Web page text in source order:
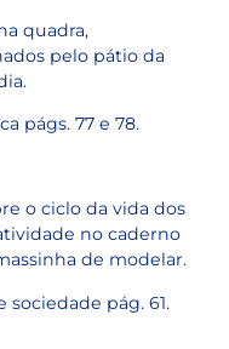
quadra,
pelo pátio da
págs. 77 e 78.
o ciclo da vida dos
no caderno
de modelar.
sociedade pág. 61.